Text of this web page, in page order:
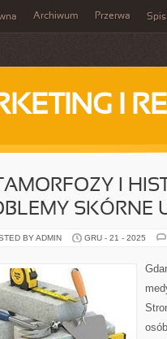
Archiwum Przerwa Spis
I
I
SKÓRNE
BY ADMIN GRU - 21 - 2025